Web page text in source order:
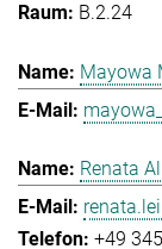
B.2.24
Mayowa
Renata
+49